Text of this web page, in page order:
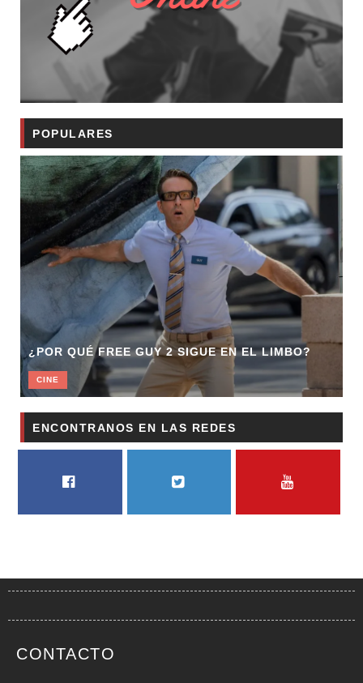
POPULARES
¿POR QUÉ FREE GUY 2 SIGUE EN EL LIMBO?
CINE
ENCONTRANOS EN LAS REDES
CONTACTO